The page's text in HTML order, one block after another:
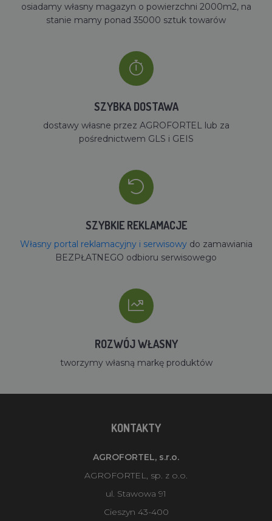
osiadamy własny magazyn o powierzchni 2000m2, na
stanie mamy ponad 35000 sztuk towarów
SZYBKA DOSTAWA
dostawy własne przez AGROFORTEL lub za
pośrednictwem GLS i GEIS
SZYBKIE REKLAMACJE
Własny portal reklamacyjny i serwisowydo zamawiania
BEZPŁATNEGO odbioru serwisowego
ROZWÓJ WŁASNY
tworzymy własną markę produktów
KONTAKTY
AGROFORTEL, s.r.o.
AGROFORTEL, sp. z o.o.
ul. Stawowa 91
Cieszyn 43-400